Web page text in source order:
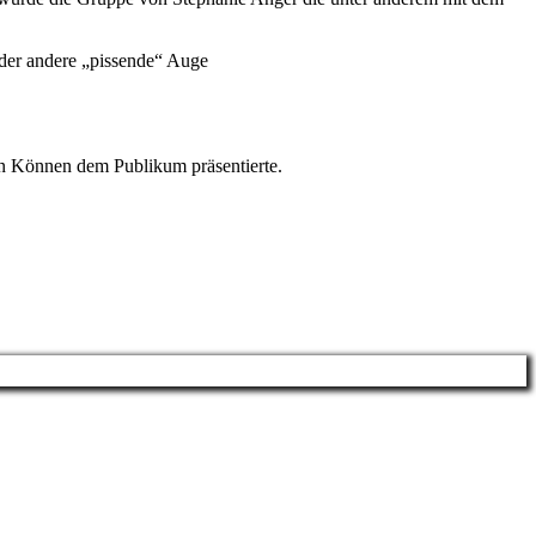
andere „pissende“ Auge
Können dem Publikum präsentierte.